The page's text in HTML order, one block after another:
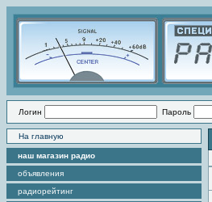
Логин Пароль
На главную
наш магазин радио
объявления
радиорейтинг